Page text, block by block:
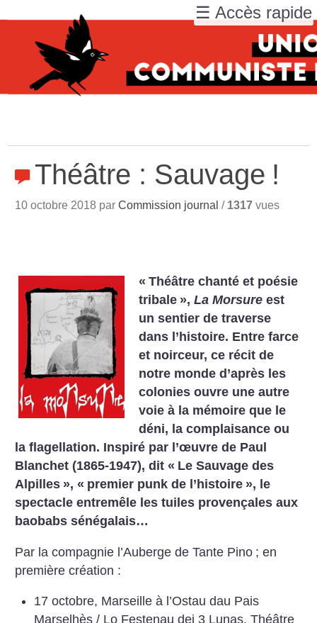
Théâtre : Sauvage !
10 octobre 2018 parCommission journal / 1317 vues
« Théâtre chanté et poésie
tribale »,La Morsure est
un sentier de traverse
dans l’histoire. Entre farce
et noirceur, ce récit de
notre monde d’après les
colonies ouvre une autre
voie à la mémoire que le
déni, la complaisance ou
la flagellation. Inspiré par l’œuvre de Paul
Blanchet (1865-1947), dit « Le Sauvage des
Alpilles », « premier punk de l’histoire », le
spectacle entremêle les tuiles provençales aux
baobabs sénégalais…
Par la compagnie l’Auberge de Tante Pino ; en
première création :
17 octobre, Marseille à l’Ostau dau Pais
Marselhès / Lo Festenau dei 3 Lunas, Théâtre
☰ Accès rapide